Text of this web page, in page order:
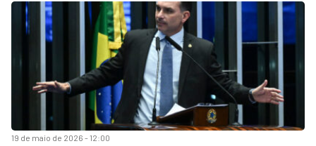
19 de maio de 2026 - 12:00